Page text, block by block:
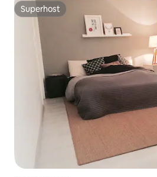
Superhost
Superhost